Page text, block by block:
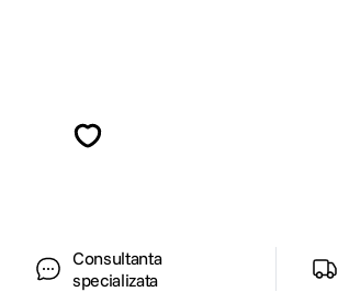
Consultanta
specializata